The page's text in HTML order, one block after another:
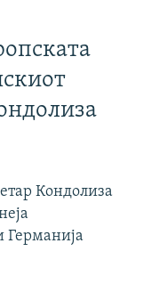
Кондолиза
Германија